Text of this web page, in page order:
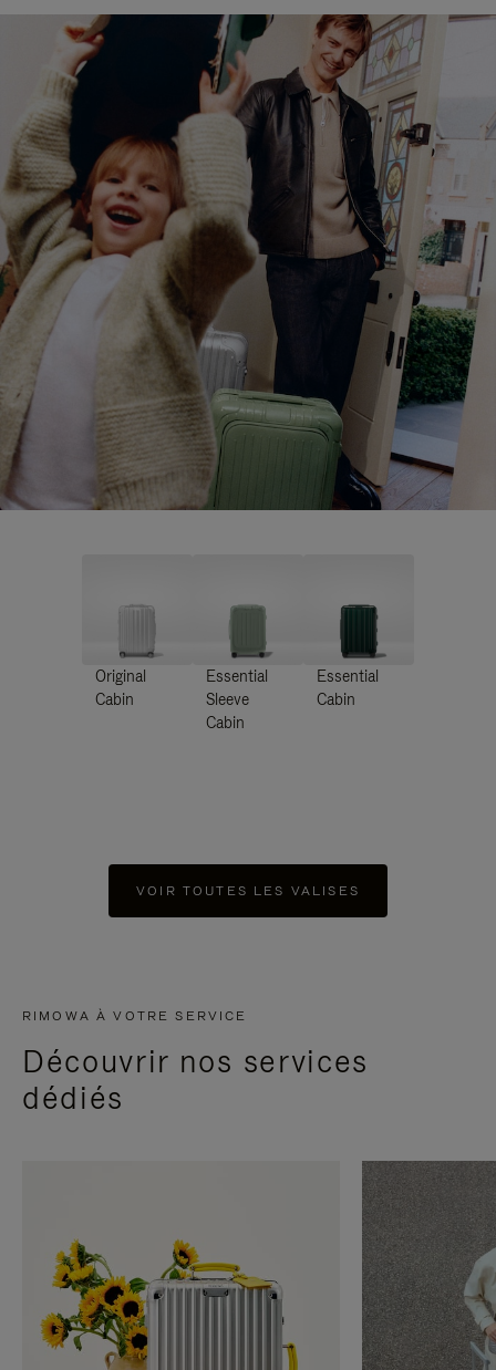
Original
Cabin
Essential
Sleeve
Cabin
Essential
Cabin
VOIR TOUTES LES VALISES
RIMOWA À VOTRE SERVICE
Découvrir nos services
dédiés